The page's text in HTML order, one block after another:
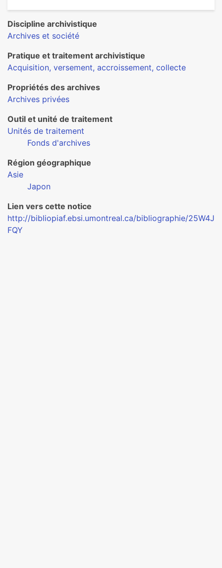
Discipline archivistique
Archives et société
Pratique et traitement archivistique
Acquisition, versement, accroissement, collecte
Propriétés des archives
Archives privées
Outil et unité de traitement
Unités de traitement
Fonds d'archives
Région géographique
Asie
Japon
Lien vers cette notice
http://bibliopiaf.ebsi.umontreal.ca/bibliographie/25W4J
FQY